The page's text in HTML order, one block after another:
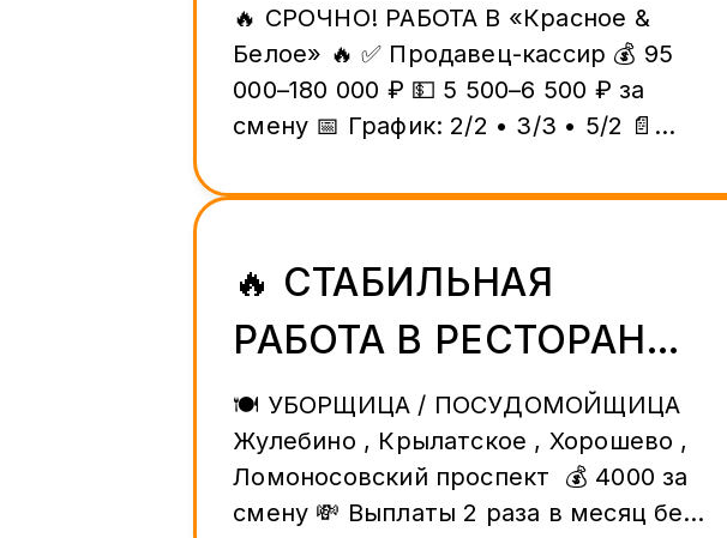
🔥 СРОЧНО! РАБОТА В «Красное &
Белое» 🔥 ✅ Продавец-кассир 💰 95
000–180 000 ₽ 💵 5 500–6 500 ₽ за
смену 📅 График: 2/2 • 3/3 • 5/2 📄
Зарплата 3 раза в месяц 📈
Лихоборы 📞 +7 (925) 456-21-01
━━━━━━━━━━━━━━ 🔥 ШАШЫЛЫҢЫЗ! 🔥
«Красное & Белое» дүкөндөрүнө
180 000 ₽ 💵 5 500–6 500 ₽ сменага 📅
График: 2/2 • 3/3 • 5/2 📄 Расмий
жумуш 💳 Айлык айына 3 жолу 📈
Карьералык өсүү 📍 м. Верхние
🔥 СТАБИЛЬНАЯ
РАБОТА В РЕСТОРАНЕ
— СРОЧНЫЙ НАБОР! 🔥
🚨
🍽 УБОРЩИЦА / ПОСУДОМОЙЩИЦА
Жулебино , Крылатское , Хорошево ,
Ломоносовский проспект 💰 4000 за
смену 💸 Выплаты 2 раза в месяц без